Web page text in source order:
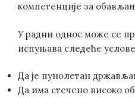
компетенције за
У радни однос може се
испуњава следеће
Да је пунолетан
Да има стечено високо